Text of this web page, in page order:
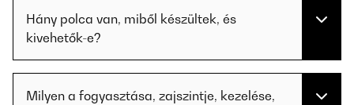
Hány polca van, miből készültek, és
kivehetők-e?
Milyen a fogyasztása, zajszintje, kezelése,